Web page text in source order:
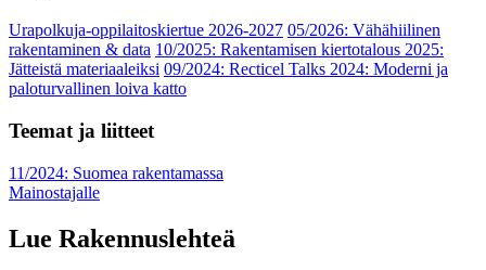
Urapolkuja-oppilaitoskiertue 2026-2027 05/2026: Vähähiilinen
rakentaminen & data 10/2025: Rakentamisen kiertotalous 2025:
Jätteistä materiaaleiksi 09/2024: Recticel Talks 2024: Moderni ja
paloturvallinen loiva katto
Teemat ja liitteet
11/2024: Suomea rakentamassa
Mainostajalle
Lue Rakennuslehteä